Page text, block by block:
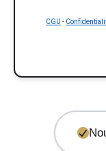
CGU -